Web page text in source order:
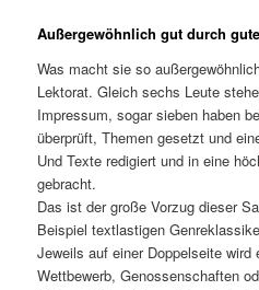
Außergewöhnlich gut durch
Was macht sie so
Lektorat. Gleich sechs Leute
Impressum, sogar sieben haben
überprüft, Themen gesetzt und
Und Texte redigiert und in eine
gebracht.
Das ist der große Vorzug dieser
Beispiel textlastigen
Jeweils auf einer Doppelseite
Wettbewerb, Genossenschaften